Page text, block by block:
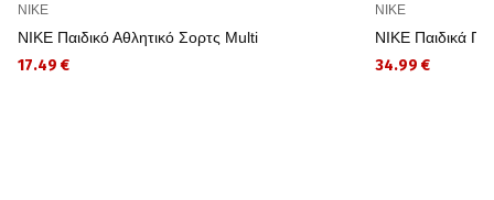
NIKE
NIKE Παιδικό Αθλητικό Σορτς Multi
17.49 €
NIKE
NIKE Παιδικά
34.99 €